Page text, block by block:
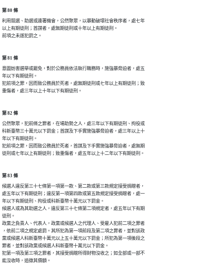
第 80 條
利用競選、助選或連署機會，公然聚眾，以暴動破壞社會秩序者，處七年
以上有期徒刑；首謀者，處無期徒刑或十年以上有期徒刑。
前項之未遂犯罰之。
第 81 條
意圖妨害選舉或罷免，對於公務員依法執行職務時，施強暴脅迫者，處五
年以下有期徒刑。
犯前項之罪，因而致公務員於死者，處無期徒刑或七年以上有期徒刑；致
重傷者，處三年以上十年以下有期徒刑。
第 82 條
公然聚眾，犯前條之罪者，在場助勢之人，處三年以下有期徒刑、拘役或
科新臺幣三十萬元以下罰金；首謀及下手實施強暴脅迫者，處三年以上十
年以下有期徒刑。
犯前項之罪，因而致公務員於死者，首謀及下手實施強暴脅迫者，處無期
徒刑或七年以上有期徒刑；致重傷者，處五年以上十二年以下有期徒刑。
第 83 條
候選人違反第三十七條第一項第一款、第二款或第三款規定接受捐贈者，
處五年以下有期徒刑；違反第一項第四款或第五款規定接受捐贈者，處一
年以下有期徒刑、拘役或科新臺幣十萬元以下罰金。
候選人或為其助選之人，違反第三十七條第二項規定者，處五年以下有期
徒刑。
政黨之負責人、代表人，政黨或候選人之代理人、受雇人犯前二項之罪者
，依前二項之規定處罰。其所犯為第一項前段及第二項之罪者，並對該政
黨或候選人科新臺幣十萬元以上五十萬元以下罰金；所犯為第一項後段之
罪者，並對該政黨或候選人科新臺幣十萬元以下罰金。
犯第一項及第三項之罪者，其接受捐贈所得財物沒收之；如全部或一部不
能沒收時，追徵其價額。